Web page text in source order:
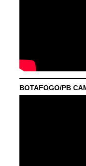
BOTAFOGO/PB